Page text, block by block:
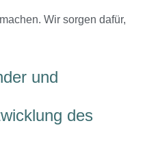
Wir sorgen dafür,
und
des